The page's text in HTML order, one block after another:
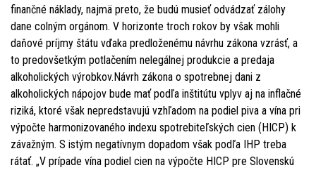
finančné náklady, najmä preto, že budú musieť odvádzať zálohy
dane colným orgánom. V horizonte troch rokov by však mohli
daňové príjmy štátu vďaka predloženému návrhu zákona vzrásť, a
to predovšetkým potlačením nelegálnej produkcie a predaja
alkoholických výrobkov.Návrh zákona o spotrebnej dani z
alkoholických nápojov bude mať podľa inštitútu vplyv aj na inflačné
riziká, ktoré však nepredstavujú vzhľadom na podiel piva a vína pri
výpočte harmonizovaného indexu spotrebiteľských cien (HICP) k
závažným. S istým negatívnym dopadom však podľa IHP treba
rátať. „V prípade vína podiel cien na výpočte HICP pre Slovenskú